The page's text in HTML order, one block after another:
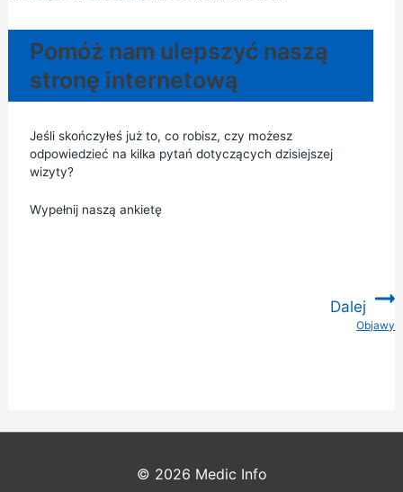
Pomóż nam ulepszyć naszą
stronę internetową
Jeśli skończyłeś już to, co robisz, czy możesz
odpowiedzieć na kilka pytań dotyczących dzisiejszej
wizyty?
Wypełnij naszą ankietę
Dalej
Objawy
© 2026 Medic Info